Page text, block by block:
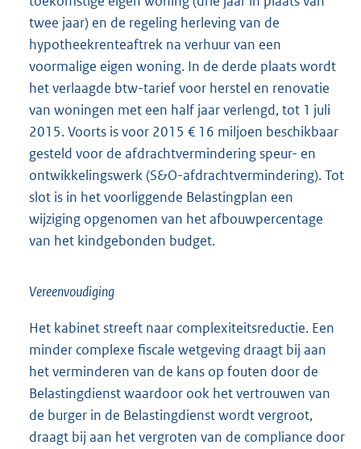
twee jaar) en de regeling herleving van de
hypotheekrenteaftrek na verhuur van een
voormalige eigen woning. In de derde plaats wordt
het verlaagde btw-tarief voor herstel en renovatie
van woningen met een half jaar verlengd, tot 1 juli
2015. Voorts is voor 2015 € 16 miljoen beschikbaar
gesteld voor de afdrachtvermindering speur- en
ontwikkelingswerk (S&O-afdrachtvermindering). Tot
slot is in het voorliggende Belastingplan een
wijziging opgenomen van het afbouwpercentage
van het kindgebonden budget.
Vereenvoudiging
Het kabinet streeft naar complexiteitsreductie. Een
minder complexe fiscale wetgeving draagt bij aan
het verminderen van de kans op fouten door de
Belastingdienst waardoor ook het vertrouwen van
de burger in de Belastingdienst wordt vergroot,
draagt bij aan het vergroten van de compliance door